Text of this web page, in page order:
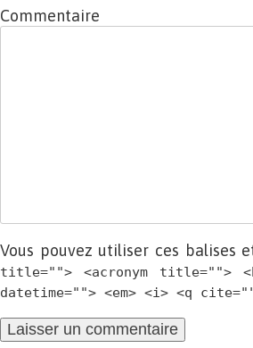
Commentaire
Vous pouvez utiliser ces balises
title=""> <acronym title="">
datetime=""> <em> <i> <q